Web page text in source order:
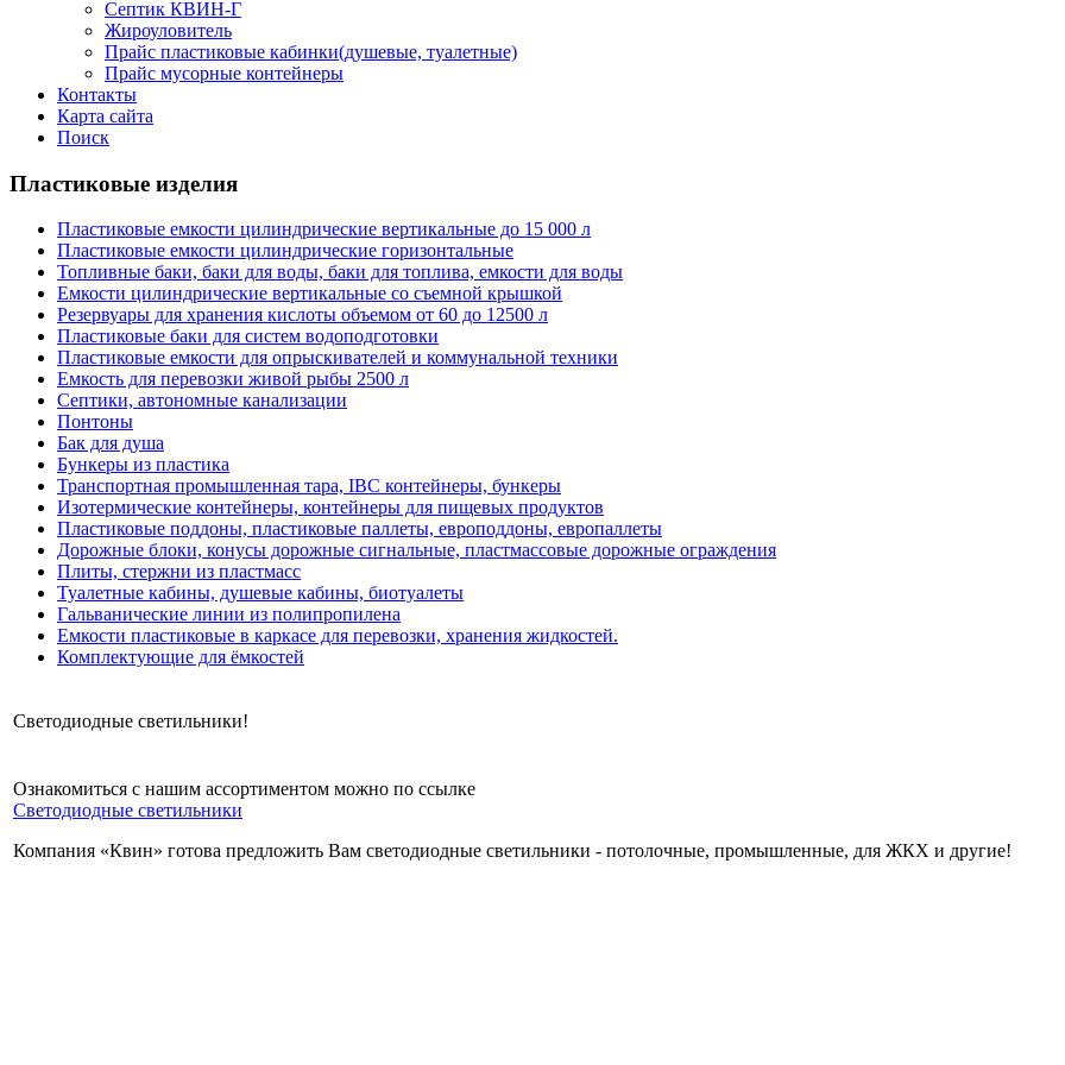
Септик КВИН-Г
Жироуловитель
Прайс пластиковые кабинки(душевые, туалетные)
Прайс мусорные контейнеры
Контакты
Карта сайта
Поиск
Пластиковые изделия
Пластиковые емкости цилиндрические вертикальные до 15 000 л
Пластиковые емкости цилиндрические горизонтальные
Топливные баки, баки для воды, баки для топлива, емкости для воды
Емкости цилиндрические вертикальные со съемной крышкой
Резервуары для хранения кислоты объемом от 60 до 12500 л
Пластиковые баки для систем водоподготовки
Пластиковые емкости для опрыскивателей и коммунальной техники
Емкость для перевозки живой рыбы 2500 л
Септики, автономные канализации
Понтоны
Бак для душа
Бункеры из пластика
Транспортная промышленная тара, IBC контейнеры, бункеры
Изотермические контейнеры, контейнеры для пищевых продуктов
Пластиковые поддоны, пластиковые паллеты, европоддоны, европаллеты
Дорожные блоки, конусы дорожные сигнальные, пластмассовые дорожные ограждения
Плиты, стержни из пластмасс
Туалетные кабины, душевые кабины, биотуалеты
Гальванические линии из полипропилена
Емкости пластиковые в каркасе для перевозки, хранения жидкостей.
Комплектующие для ёмкостей
Светодиодные светильники!
Ознакомиться с нашим ассортиментом можно по ссылке
Светодиодные светильники
Компания «Квин» готова предложить Вам светодиодные светильники - потолочные, промышленные, для ЖКХ и другие!